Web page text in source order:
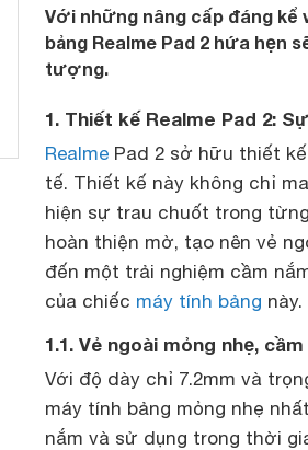
Với những nâng cấp đáng kể
bảng Realme Pad 2 hứa hẹn
tượng.
1. Thiết kế Realme Pad 2:
Realme Pad 2 sở hữu thiết
tế. Thiết kế này không chỉ
hiện sự trau chuốt trong
hoàn thiện mờ, tạo nên vẻ
đến một trải nghiệm cầm
của chiếc máy tính bảng này.
1.1. Vẻ ngoài mỏng nhẹ,
Với độ dày chỉ 7.2mm và
máy tính bảng mỏng nhẹ
nắm và sử dụng trong thời